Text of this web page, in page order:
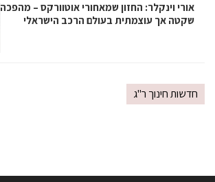
אורי וינקלר: החזון שמאחורי אוטוורקס – מהפכה
שקטה אך עוצמתית בעולם הרכב הישראלי
חדשות חינוך ר"ג